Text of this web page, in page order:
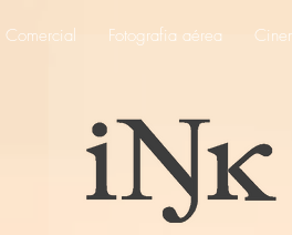
Comercial Fotografia aérea